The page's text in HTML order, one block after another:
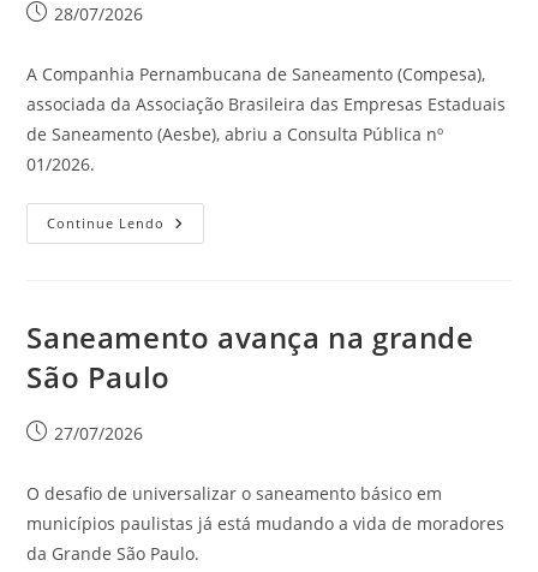
28/07/2026
A Companhia Pernambucana de Saneamento (Compesa),
associada da Associação Brasileira das Empresas Estaduais
de Saneamento (Aesbe), abriu a Consulta Pública nº
01/2026.
Continue Lendo
Saneamento avança na grande
São Paulo
27/07/2026
O desafio de universalizar o saneamento básico em
municípios paulistas já está mudando a vida de moradores
da Grande São Paulo.